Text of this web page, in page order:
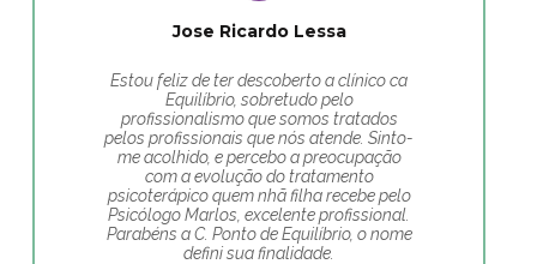
Jose Ricardo Lessa
Estou feliz de ter descoberto a clínico ca
Equilíbrio, sobretudo pelo
profissionalismo que somos tratados
pelos profissionais que nós atende. Sinto-
me acolhido, e percebo a preocupação
com a evolução do tratamento
psicoterápico quem nhã filha recebe pelo
Psicólogo Marlos, excelente profissional.
Parabéns a C. Ponto de Equilíbrio, o nome
defini sua finalidade.